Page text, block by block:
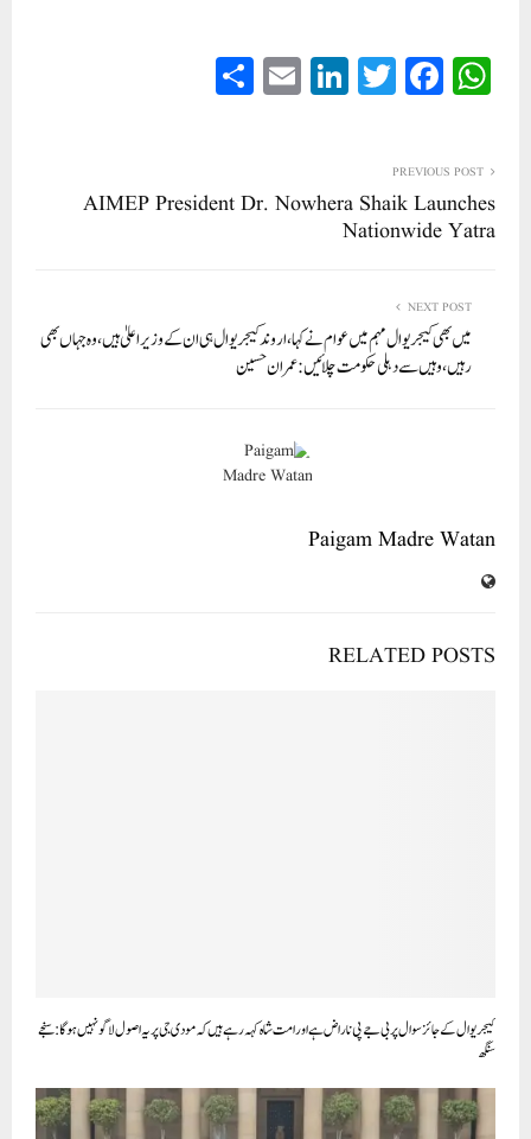
W
ha
A
pp
Fa
ce
ok
T
wi
r
Li
nk
In
E
m
PREVIOUS POST
AIMEP President Dr. Nowhera Shaik Launches
Nationwide Yatra
NEXT POST
میں بھی کیجریوال مہم میں عوام نے کہا، اروند کیجریوال ہی ان کے وزیراعلیٰ ہیں، وہ جہاں بھی
رہیں، وہیں سے دہلی حکومت چلائیں: عمران حسین
Paigam Madre Watan
RELATED POSTS
کیجریوال کے جائز سوال پر بی جے پی ناراض ہے اور امت شاہ کہہ رہے ہیں کہ مودی جی پر یہ اصول لاگو نہیں ہوگا: سنجے
سنگھ